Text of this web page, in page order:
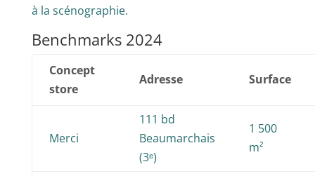
à la scénographie.
Benchmarks 2024
Concept
store
Adresse Surface
Merci
111 bd
Beaumarchais
(3ᵉ)
1 500
m²